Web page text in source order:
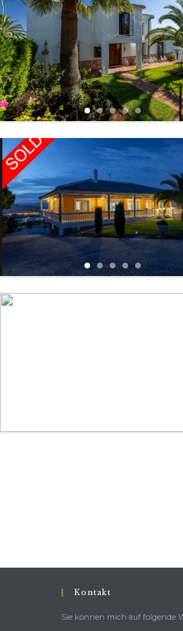
Kontakt
Sie können mich auf folgende